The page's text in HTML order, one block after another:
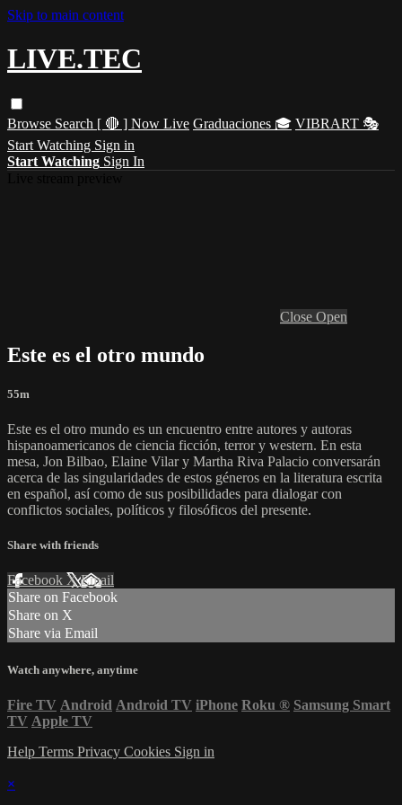
Skip to main content
LIVE.TEC
Browse Search [ 🔴 ] Now Live Graduaciones 🎓 VIBRART 🎭
Start Watching Sign in
Start Watching Sign In
Close Open
Este es el otro mundo
55m
Este es el otro mundo es un encuentro entre autores y autoras
hispanoamericanos de ciencia ficción, terror y western. En esta
mesa, Jon Bilbao, Elaine Vilar y Martha Riva Palacio conversarán
acerca de las singularidades de estos géneros en la literatura escrita
en español, así como de sus posibilidades para dialogar con
conflictos sociales, políticos y filosóficos del presente.
Share with friends
Facebook XEmail
Share on Facebook
Share on X
Share via Email
Watch anywhere, anytime
Fire TV Android Android TV iPhone Roku ® Samsung Smart
TV Apple TV
Help Terms Privacy Cookies Sign in
×